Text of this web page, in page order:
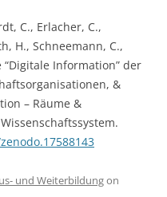
C., Erlacher, C.,
H., Schneemann, C.,
Information” der
&
– Räume &
und Weiterbildungon